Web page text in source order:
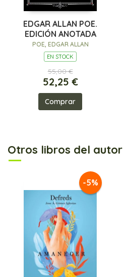
EDGAR ALLAN POE.
EDICIÓN ANOTADA
POE, EDGAR ALLAN
EN STOCK
55,00 €
52,25 €
Comprar
Otros libros del autor
-5%